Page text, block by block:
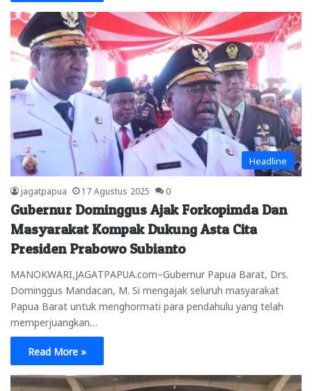
Headline
jagatpapua 17 Agustus 2025 0
Gubernur Dominggus Ajak Forkopimda Dan
Masyarakat Kompak Dukung Asta Cita
Presiden Prabowo Subianto
MANOKWARI,JAGATPAPUA.com–Gubernur Papua Barat, Drs.
Dominggus Mandacan, M. Si mengajak seluruh masyarakat
Papua Barat untuk menghormati para pendahulu yang telah
memperjuangkan…
Read More »